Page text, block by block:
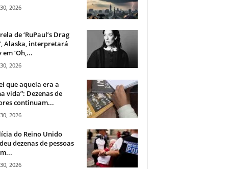
2026
de ‘RuPaul’s Drag
Alaska, interpretará
‘Oh,...
2026
que aquela era a
vida”: Dezenas de
continuam...
2026
do Reino Unido
dezenas de pessoas
2026